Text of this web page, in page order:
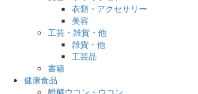
衣類・アクセサリー
美容
工芸・雑貨・他
雑貨・他
工芸品
書籍
健康食品
醗酵ウコン・ウコン